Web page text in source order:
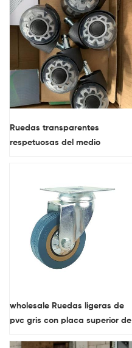
Ruedas transparentes
respetuosas del medio
wholesale Ruedas ligeras de
pvc gris con placa superior de